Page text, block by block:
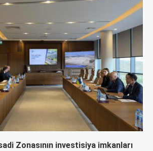
Zonasının investisiya imkanları